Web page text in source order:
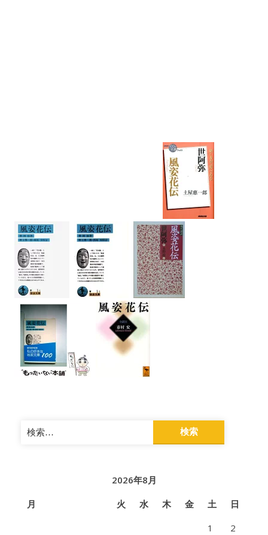
検
索:
2026年8月
月
火 水 木 金 土
日
1
2